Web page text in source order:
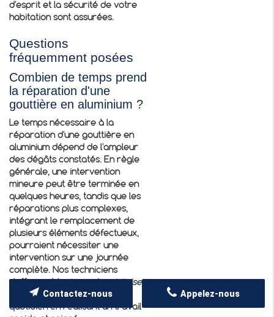
d'esprit et la sécurité de votre
habitation sont assurées.
Questions
fréquemment posées
Combien de temps prend
la réparation d'une
gouttière en aluminium ?
Le temps nécessaire à la
réparation d'une gouttière en
aluminium dépend de l'ampleur
des dégâts constatés. En règle
générale, une intervention
mineure peut être terminée en
quelques heures, tandis que les
réparations plus complexes,
intégrant le remplacement de
plusieurs éléments défectueux,
pourraient nécessiter une
intervention sur une journée
complète. Nos techniciens
s'efforcent toujours de
minimiser
les perturbationsdans votre
quotidien en réalisant un travail
Appelez-nous
Contactez-nous